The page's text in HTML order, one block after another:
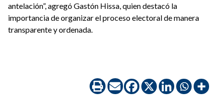
antelación”, agregó Gastón Hissa, quien destacó la
importancia de organizar el proceso electoral de manera
transparente y ordenada.